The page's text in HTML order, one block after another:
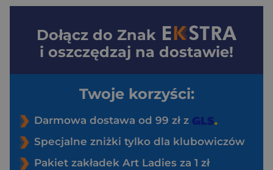
Dołącz do Znak
i oszczędzaj na dostawie!
Twoje korzyści:
Darmowa dostawa od 99 zł z
Specjalne zniżki tylko dla klubowiczów
Pakiet zakładek Art Ladies za 1 zł